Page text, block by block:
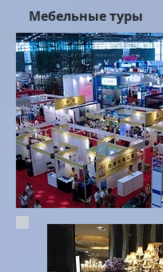
Мебельные туры